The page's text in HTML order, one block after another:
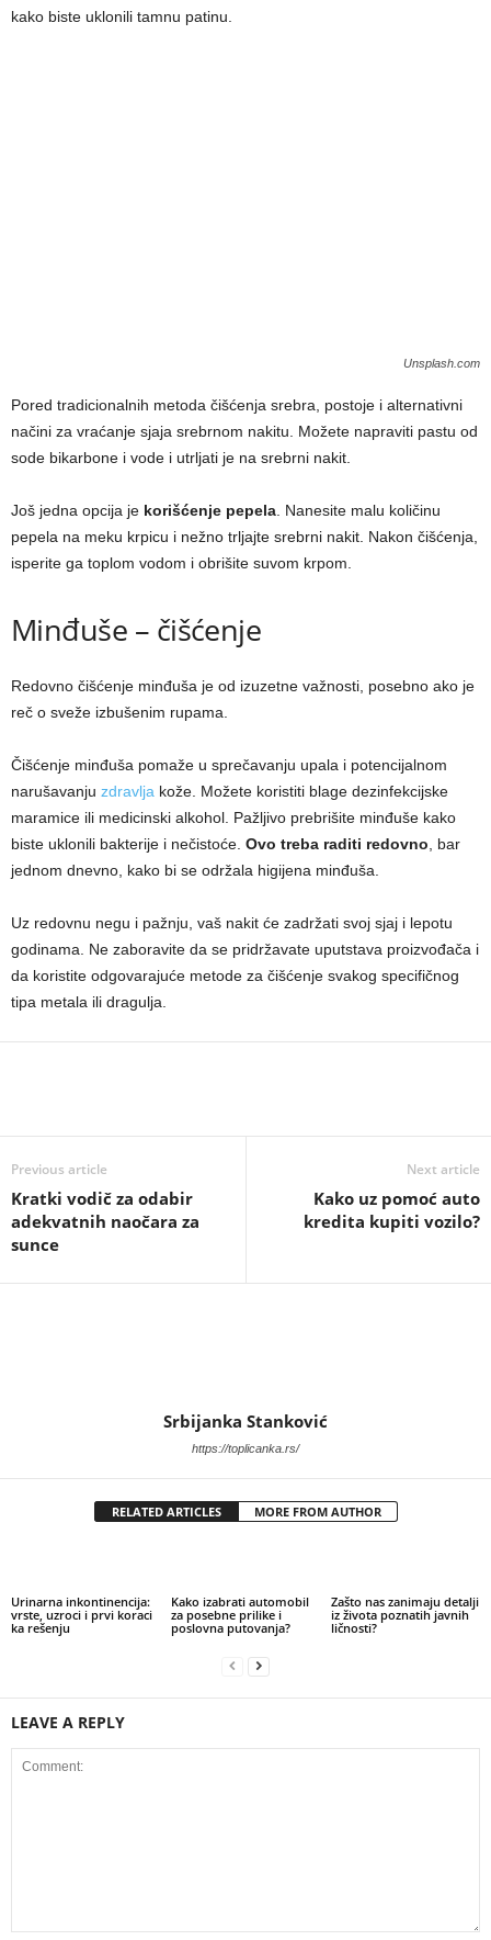
kako biste uklonili tamnu patinu.
Unsplash.com
Pored tradicionalnih metoda čišćenja srebra, postoje i alternativni
načini za vraćanje sjaja srebrnom nakitu. Možete napraviti pastu od
sode bikarbone i vode i utrljati je na srebrni nakit.
Još jedna opcija je korišćenje pepela . Nanesite malu količinu
pepela na meku krpicu i nežno trljajte srebrni nakit. Nakon čišćenja,
isperite ga toplom vodom i obrišite suvom krpom.
Minđuše – čišćenje
Redovno čišćenje minđuša je od izuzetne važnosti, posebno ako je
reč o sveže izbušenim rupama.
Čišćenje minđuša pomaže u sprečavanju upala i potencijalnom
narušavanju zdravlja kože. Možete koristiti blage dezinfekcijske
maramice ili medicinski alkohol. Pažljivo prebrišite minđuše kako
biste uklonili bakterije i nečistoće. Ovo treba raditi redovno , bar
jednom dnevno, kako bi se održala higijena minđuša.
Uz redovnu negu i pažnju, vaš nakit će zadržati svoj sjaj i lepotu
godinama. Ne zaboravite da se pridržavate uputstava proizvođača i
da koristite odgovarajuće metode za čišćenje svakog specifičnog
tipa metala ili dragulja.
Previous article
Kratki vodič za odabir
adekvatnih naočara za
sunce
Next article
Kako uz pomoć auto
kredita kupiti vozilo?
Srbijanka Stanković
https://toplicanka.rs/
RELATED ARTICLES MORE FROM AUTHOR
Urinarna inkontinencija:
vrste, uzroci i prvi koraci
ka rešenju
Kako izabrati automobil
za posebne prilike i
poslovna putovanja?
Zašto nas zanimaju detalji
iz života poznatih javnih
ličnosti?
LEAVE A REPLY